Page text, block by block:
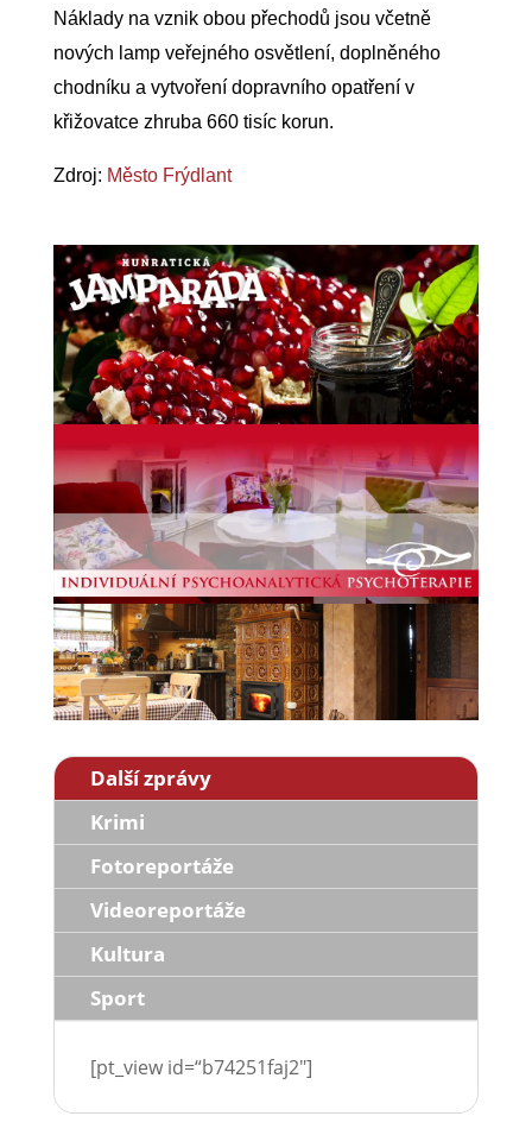
Náklady na vznik obou přechodů jsou včetně
nových lamp veřejného osvětlení, doplněného
chodníku a vytvoření dopravního opatření v
křižovatce zhruba 660 tisíc korun.
Zdroj: Město Frýdlant
Další zprávy
Krimi
Fotoreportáže
Videoreportáže
Kultura
Sport
[pt_view id=“b74251faj2″]